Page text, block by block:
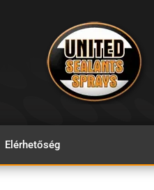
Elérhetőség